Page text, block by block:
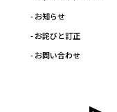
- お知らせ
- お詫びと訂正
- お問い合わせ